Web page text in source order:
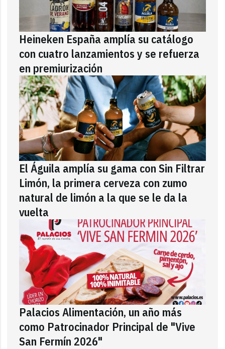
Heineken España amplía su catálogo
con cuatro lanzamientos y se refuerza
en premiurización
El Águila amplía su gama con Sin Filtrar
Limón, la primera cerveza con zumo
natural de limón a la que se le da la
vuelta
Palacios Alimentación, un año más
como Patrocinador Principal de "Vive
San Fermín 2026"